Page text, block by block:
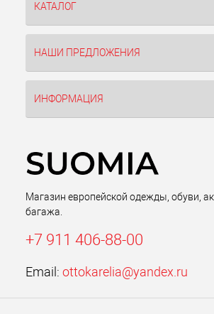
КАТАЛОГ
НАШИ ПРЕДЛОЖЕНИЯ
ИНФОРМАЦИЯ
Магазин европейской одежды, обуви,
багажа.
+7 911 406-88-00
Email: ottokarelia@yandex.ru